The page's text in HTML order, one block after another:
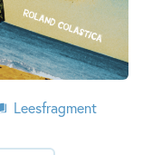
Leesfragment